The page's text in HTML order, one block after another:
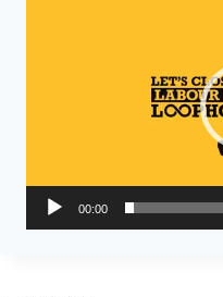
00:00